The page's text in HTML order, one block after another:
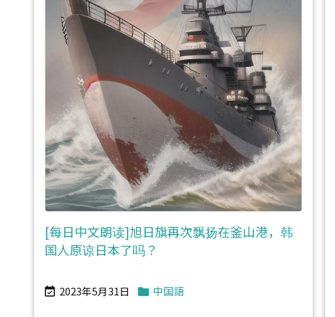
[每日中文朗读]旭日旗再次飘扬在釜山港，韩
国人原谅日本了吗？
 2023年5月31日  中国語